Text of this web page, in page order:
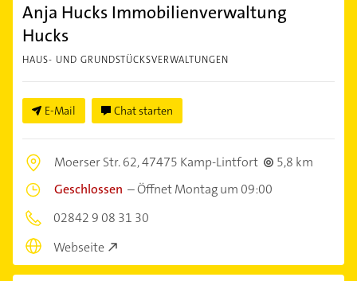
Anja Hucks Immobilienverwaltung
Hucks
HAUS- UND GRUNDSTÜCKSVERWALTUNGEN
E-Mail Chat starten
Moerser Str. 62,47475 Kamp-Lintfort
5,8 km
Geschlossen –Öffnet Montag um 09:00
02842 9 08 31 30
Webseite